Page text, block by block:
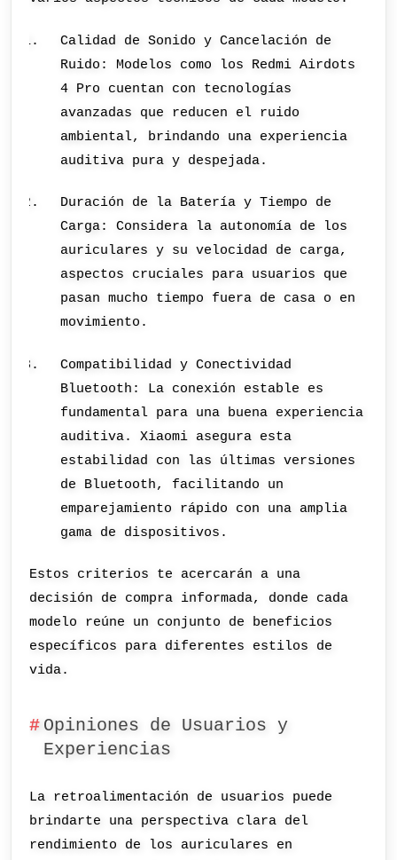
Calidad de Sonido y Cancelación de
Ruido: Modelos como los Redmi Airdots
4 Pro cuentan con tecnologías
avanzadas que reducen el ruido
ambiental, brindando una experiencia
auditiva pura y despejada.
Duración de la Batería y Tiempo de
Carga: Considera la autonomía de los
auriculares y su velocidad de carga,
aspectos cruciales para usuarios que
pasan mucho tiempo fuera de casa o en
movimiento.
Compatibilidad y Conectividad
Bluetooth: La conexión estable es
fundamental para una buena experiencia
auditiva. Xiaomi asegura esta
estabilidad con las últimas versiones
de Bluetooth, facilitando un
emparejamiento rápido con una amplia
gama de dispositivos.
Estos criterios te acercarán a una
decisión de compra informada, donde cada
modelo reúne un conjunto de beneficios
específicos para diferentes estilos de
vida.
Opiniones de Usuarios y
Experiencias
La retroalimentación de usuarios puede
brindarte una perspectiva clara del
rendimiento de los auriculares en